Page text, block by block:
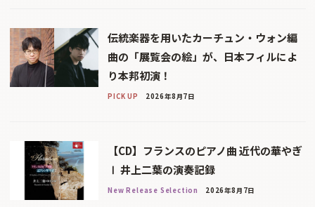
伝統楽器を用いたカーチュン・ウォン編
曲の「展覧会の絵」が、日本フィルによ
り本邦初演！
PICK UP 2026年8月7日
【CD】フランスのピアノ曲 近代の華やぎ
Ⅰ 井上二葉の演奏記録
New Release Selection 2026年8月7日